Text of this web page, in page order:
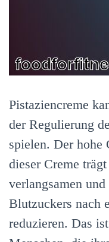
Pistaziencreme
der Regulierung
spielen. Der hohe
dieser Creme
verlangsamen
Blutzuckers nach
reduzieren. Das